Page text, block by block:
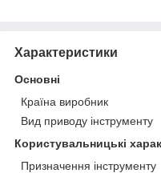
Характеристики
Основні
Країна виробник
Вид приводу інструменту
Користувальницькі
Призначення інструменту